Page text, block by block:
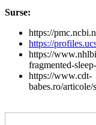
Surse:
https://
https://
https://
fragmented-
https://www.cdt-
babes.ro/